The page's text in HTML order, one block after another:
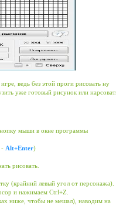
ведь без этой проги рисовать ну
уже готовый рисунок или
мыши в окне программы
- Alt+Enter)
рисовать.
(крайний левый угол от персонажа).
и нажимаем Ctrl+Z.
ниже, чтобы не мешал), наводим на